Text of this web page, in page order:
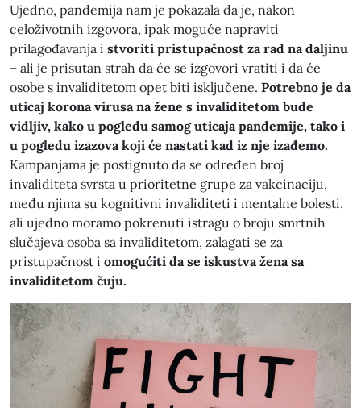
Ujedno, pandemija nam je pokazala da je, nakon
celoživotnih izgovora, ipak moguće napraviti
prilagođavanja i stvoriti pristupačnost za rad na daljinu
– ali je prisutan strah da će se izgovori vratiti i da će
osobe s invaliditetom opet biti isključene. Potrebno je da
uticaj korona virusa na žene s invaliditetom bude
vidljiv, kako u pogledu samog uticaja pandemije, tako i
u pogledu izazova koji će nastati kad iz nje izađemo.
Kampanjama je postignuto da se određen broj
invaliditeta svrsta u prioritetne grupe za vakcinaciju,
među njima su kognitivni invaliditeti i mentalne bolesti,
ali ujedno moramo pokrenuti istragu o broju smrtnih
slučajeva osoba sa invaliditetom, zalagati se za
pristupačnost i omogućiti da se iskustva žena sa
invaliditetom čuju.